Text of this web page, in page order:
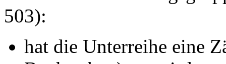
503):
hat die Unterreihe eine